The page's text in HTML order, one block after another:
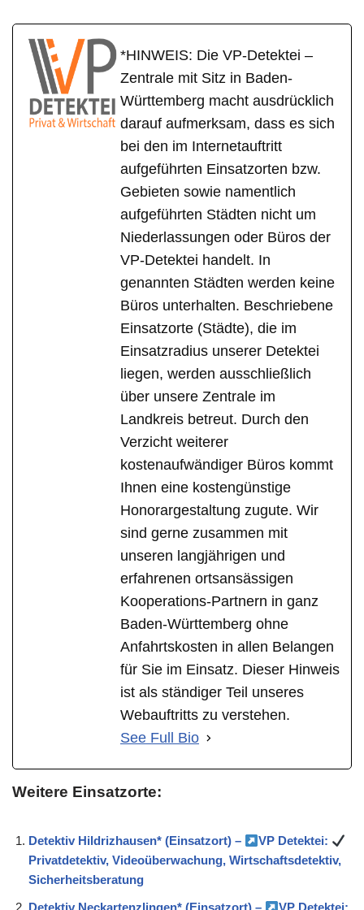
*HINWEIS: Die VP-Detektei –
Zentrale mit Sitz in Baden-
Württemberg macht ausdrücklich
darauf aufmerksam, dass es sich
bei den im Internetauftritt
aufgeführten Einsatzorten bzw.
Gebieten sowie namentlich
aufgeführten Städten nicht um
Niederlassungen oder Büros der
VP-Detektei handelt. In
genannten Städten werden keine
Büros unterhalten. Beschriebene
Einsatzorte (Städte), die im
Einsatzradius unserer Detektei
liegen, werden ausschließlich
über unsere Zentrale im
Landkreis betreut. Durch den
Verzicht weiterer
kostenaufwändiger Büros kommt
Ihnen eine kostengünstige
Honorargestaltung zugute. Wir
sind gerne zusammen mit
unseren langjährigen und
erfahrenen ortsansässigen
Kooperations-Partnern in ganz
Baden-Württemberg ohne
Anfahrtskosten in allen Belangen
für Sie im Einsatz. Dieser Hinweis
ist als ständiger Teil unseres
Webauftritts zu verstehen.
See Full Bio
Weitere Einsatzorte:
Detektiv Hildrizhausen* (Einsatzort) –
VP Detektei:
Privatdetektiv, Videoüberwachung, Wirtschaftsdetektiv,
Sicherheitsberatung